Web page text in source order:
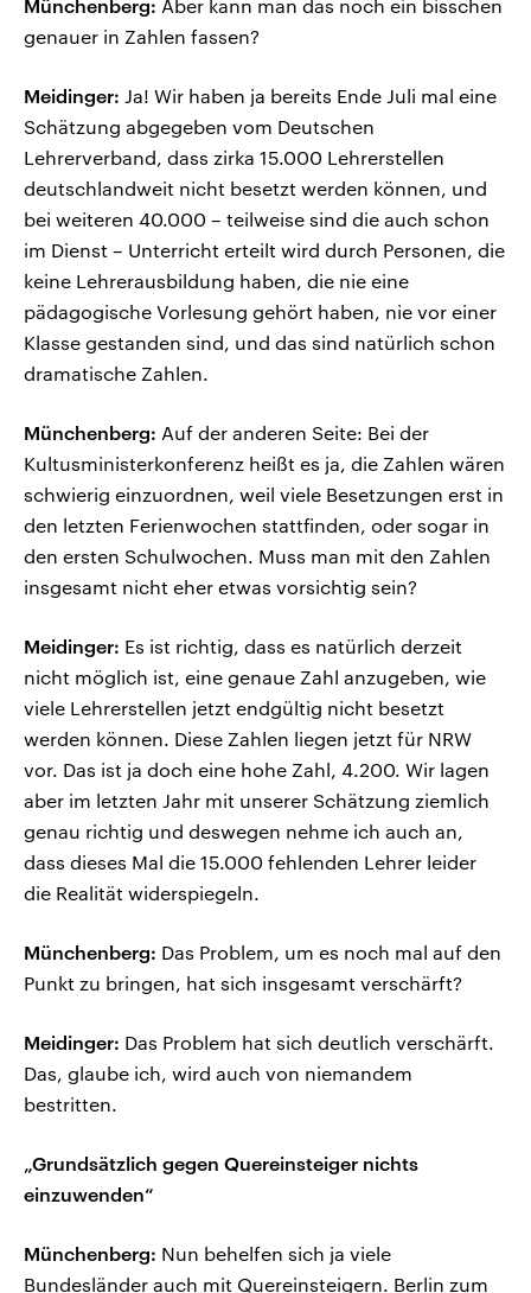
Münchenberg: Aber kann man das noch ein bisschen
genauer in Zahlen fassen?
Meidinger: Ja! Wir haben ja bereits Ende Juli mal eine
Schätzung abgegeben vom Deutschen
Lehrerverband, dass zirka 15.000 Lehrerstellen
deutschlandweit nicht besetzt werden können, und
bei weiteren 40.000 – teilweise sind die auch schon
im Dienst – Unterricht erteilt wird durch Personen, die
keine Lehrerausbildung haben, die nie eine
pädagogische Vorlesung gehört haben, nie vor einer
Klasse gestanden sind, und das sind natürlich schon
dramatische Zahlen.
Münchenberg: Auf der anderen Seite: Bei der
Kultusministerkonferenz heißt es ja, die Zahlen wären
schwierig einzuordnen, weil viele Besetzungen erst in
den letzten Ferienwochen stattfinden, oder sogar in
den ersten Schulwochen. Muss man mit den Zahlen
insgesamt nicht eher etwas vorsichtig sein?
Meidinger: Es ist richtig, dass es natürlich derzeit
nicht möglich ist, eine genaue Zahl anzugeben, wie
viele Lehrerstellen jetzt endgültig nicht besetzt
werden können. Diese Zahlen liegen jetzt für NRW
vor. Das ist ja doch eine hohe Zahl, 4.200. Wir lagen
aber im letzten Jahr mit unserer Schätzung ziemlich
genau richtig und deswegen nehme ich auch an,
dass dieses Mal die 15.000 fehlenden Lehrer leider
die Realität widerspiegeln.
Münchenberg: Das Problem, um es noch mal auf den
Punkt zu bringen, hat sich insgesamt verschärft?
Meidinger: Das Problem hat sich deutlich verschärft.
Das, glaube ich, wird auch von niemandem
bestritten.
„Grundsätzlich gegen Quereinsteiger nichts
einzuwenden“
Münchenberg: Nun behelfen sich ja viele
Bundesländer auch mit Quereinsteigern. Berlin zum